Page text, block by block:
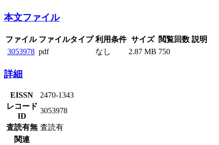
本文ファイル
ファイル ファイルタイプ 利用条件 サイズ 閲覧回数 説明
3053978 pdf なし 2.87 MB 750
詳細
EISSN
2470-1343
レコード
ID
3053978
査読有無 査読有
関連